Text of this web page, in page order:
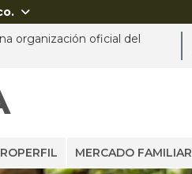

organización oficial del
MERCADO FAMILIAR